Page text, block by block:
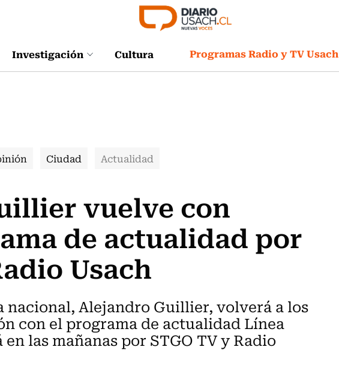
Investigación Cultura Programas Radio y TV Usach
Ciudad Actualidad
vuelve con
de actualidad por
Usach
nacional, Alejandro Guillier, volverá a los
con el programa de actualidad Línea
las mañanas por STGO TV y Radio